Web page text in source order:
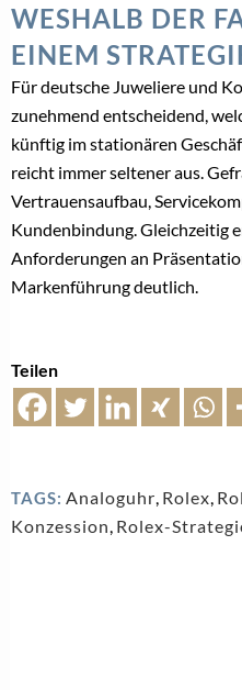
WESHALB DER
EINEM
Für deutsche Juweliere und
zunehmend entscheidend,
künftig im stationären
reicht immer seltener aus.
Vertrauensaufbau,
Kundenbindung. Gleichzeitig
Anforderungen an
Markenführung deutlich.
Teilen
TAGS: Analoguhr, Rolex,
Konzession, Rolex-